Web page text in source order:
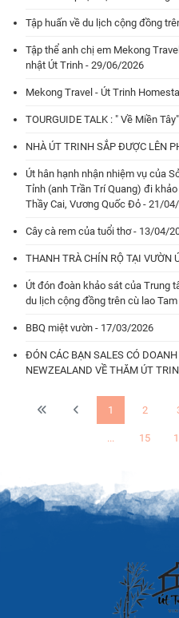
Tập huấn về du lịch cộng đồng
Tập thể anh chị em Mekong
nhật Út Trinh - 29/06/2026
Mekong Travel - Út Trinh
TOURGUIDE TALK : " Về Miền
NHÀ ÚT TRINH SẮP ĐƯỢC LÊN
Út hân hạnh nhận nhiệm vụ của
Tỉnh (anh Trần Trí Quang) đi
Thầy Cai, Vương Quốc Đỏ - 21/
Cây cà rem của tuổi thơ - 13/04/
THANH TRÀ CHÍN RỘ TẠI VƯỜN
Út đón đoàn khảo sát của Trung
du lịch cộng đồng trên cù lao
BBQ miệt vườn - 17/03/2026
ĐÓN CÁC BẠN SALES CÓ
NEWZEALAND VỀ THĂM ÚT
1 2
... 15